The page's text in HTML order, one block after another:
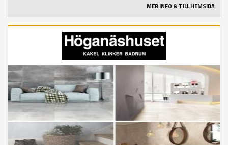
MER INFO & TILL HEMSIDA